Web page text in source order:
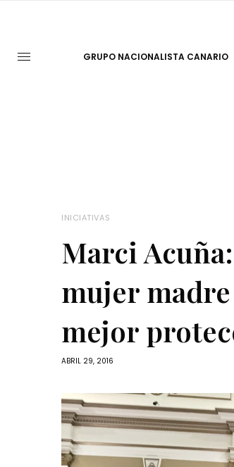
GRUPO NACIONALISTA CANARIO
INICIATIVAS
Marci
mujer
mejor
ABRIL 29, 2016